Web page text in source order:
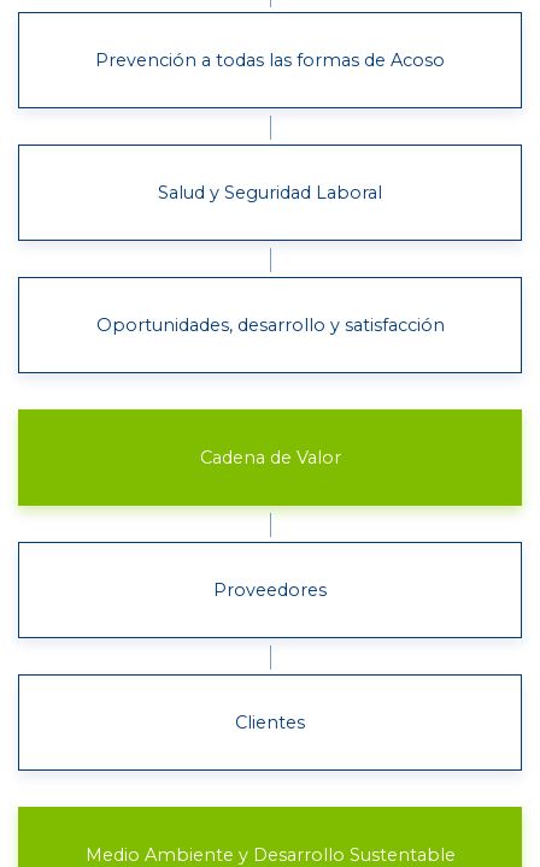
Prevención a todas las formas de Acoso
Salud y Seguridad Laboral
Oportunidades, desarrollo y satisfacción
Cadena de Valor
Proveedores
Clientes
Medio Ambiente y Desarrollo Sustentable